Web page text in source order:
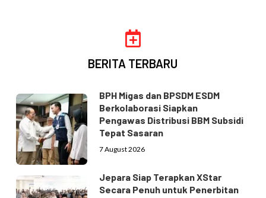
BERITA TERBARU
BPH Migas dan BPSDM ESDM
Berkolaborasi Siapkan
Pengawas Distribusi BBM Subsidi
Tepat Sasaran
7 August 2026
Jepara Siap Terapkan XStar
Secara Penuh untuk Penerbitan